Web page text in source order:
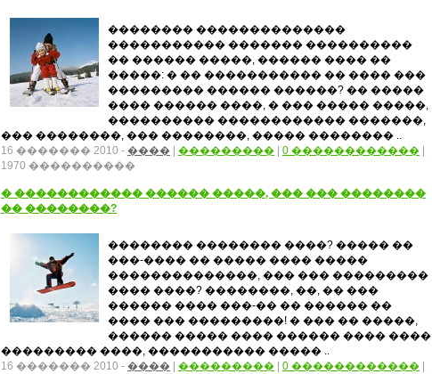
�������� ��������������
����������� ������� ����������
�� ������ �����, ������ ���� ��
�����: � �� ����������� �� ���� ���
��������� ������ ������? �� �����
���� ������ ����, � ��� ����� �����,
���������� ������������ �������,
��� ��������, ��� ��������, ����� �������� ..
16 ������� 2010 - ���� ��������� 0 ������������
1970 ����������
� ������������ ������ �����, ��� ��� ��������
�� ��������?
�������� �������� ����? ����� ��
���-���� �� ����� ���� �����
��������������, ��� ��� ���������
���� ����? ��������, ��, �� ���
������ ���� ���-�� �� ������ ��
���� ��� ���������! � ��� �� �����,
������ ����� ���� ������ ���� ����
��������� ����, ����������� ����� ..
16 ������� 2010 - ���� ��������� 0 ������������